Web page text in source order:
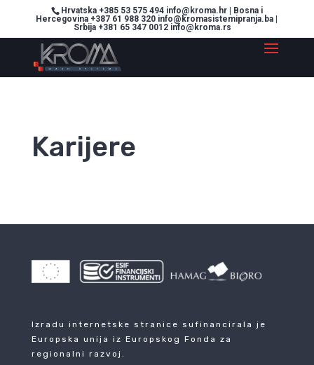
Hrvatska +385 53 575 494 info@kroma.hr | Bosna i
Hercegovina +387 61 988 320 info@kromasistemipranja.ba |
Srbija +381 65 347 0012 info@kroma.rs
Karijere
Izradu internetske stranice sufinancirala je
Europska unija iz Europskog Fonda za
regionalni razvoj.